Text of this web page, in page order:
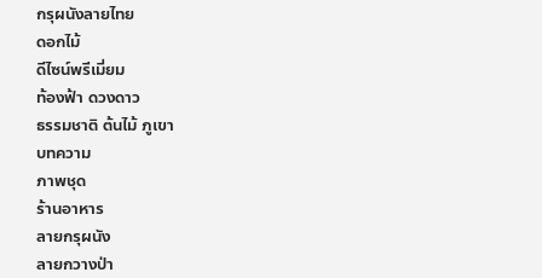
กรุผนังลายไทย
ดอกไม้
ดีไซน์พรีเมี่ยม
ท้องฟ้า ดวงดาว
ธรรมชาติ ต้นไม้ ภูเขา
บทความ
ภาพชุด
ร้านอาหาร
ลายกรุผนัง
ลายกวางป่า